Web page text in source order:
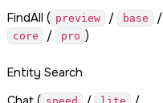
FindAll ( preview / base /
core / pro )
Entity Search